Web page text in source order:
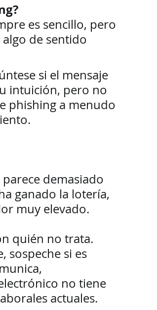
es sencillo, pero
de sentido
si el mensaje
intuición, pero no
phishing a menudo
demasiado
ganado la lotería,
muy elevado.
quién no trata.
sospeche si es
no tiene
actuales.